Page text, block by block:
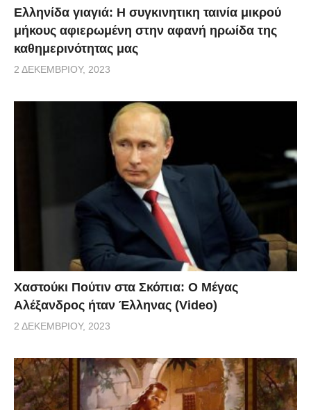
Ελληνίδα γιαγιά: Η συγκινητικη ταινία μικρού
μήκους αφιερωμένη στην αφανή ηρωίδα της
καθημερινότητας μας
2 ΔΕΚΕΜΒΡΊΟΥ, 2023
Χαστούκι Πούτιν στα Σκόπια: Ο Μέγας
Αλέξανδρος ήταν Έλληνας (Video)
2 ΔΕΚΕΜΒΡΊΟΥ, 2023